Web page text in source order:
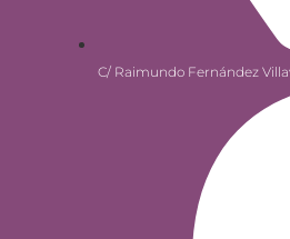
C/ Raimundo Fernández